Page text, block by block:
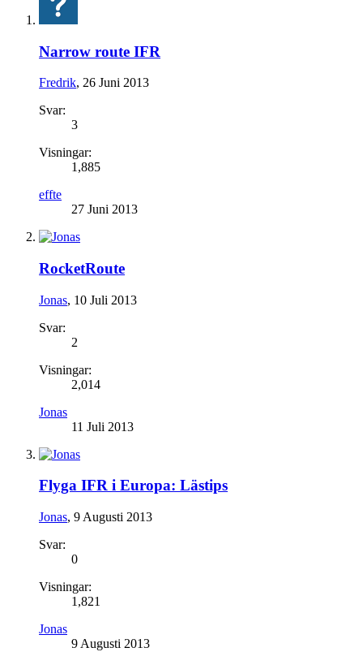
Narrow route IFR
Fredrik, 26 Juni 2013
Svar:
3
Visningar:
1,885
effte
27 Juni 2013
RocketRoute
Jonas, 10 Juli 2013
Svar:
2
Visningar:
2,014
Jonas
11 Juli 2013
Flyga IFR i Europa: Lästips
Jonas, 9 Augusti 2013
Svar:
0
Visningar:
1,821
Jonas
9 Augusti 2013